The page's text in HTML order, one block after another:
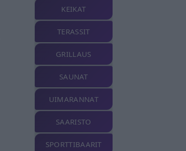
KEIKAT
TERASSIT
GRILLAUS
SAUNAT
UIMARANNAT
SAARISTO
SPORTTIBAARIT